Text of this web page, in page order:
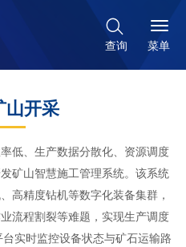

查询 菜单
山开采
低、生产数据分散化、资源调度
矿山智慧施工管理系统。该系统
高精度钻机等数字化装备集群，
流程割裂等难题，实现生产调度
实时监控设备状态与矿石运输路